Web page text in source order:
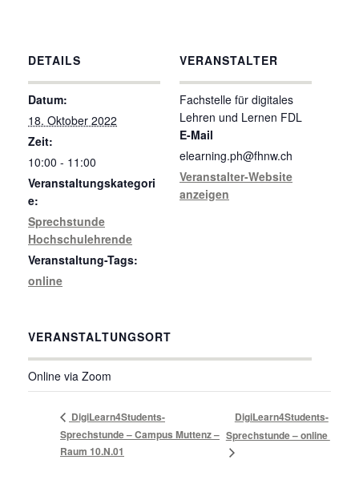
DETAILS
Datum:
18. Oktober 2022
Zeit:
10:00 - 11:00
Veranstaltungskategori
e:
Sprechstunde
Hochschulehrende
Veranstaltung-Tags:
online
VERANSTALTUNGSORT
Online via Zoom
VERANSTALTER
Fachstelle für digitales
Lehren und Lernen FDL
E-Mail
elearning.ph@fhnw.ch
Veranstalter-Website
anzeigen
DigiLearn4Students-
Sprechstunde – Campus Muttenz –
Raum 10.N.01
DigiLearn4Students-
Sprechstunde – online